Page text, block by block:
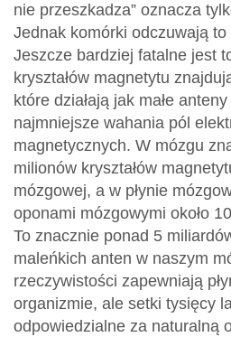
nie przeszkadza” oznacza
Jednak komórki odczuwają
Jeszcze bardziej fatalne jest
kryształów magnetytu
które działają jak małe
najmniejsze wahania pól
magnetycznych. W mózgu
milionów kryształów
mózgowej, a w płynie
oponami mózgowymi około
To znacznie ponad 5
maleńkich anten w naszym
rzeczywistości zapewniają
organizmie, ale setki tysięcy
odpowiedzialne za naturalną